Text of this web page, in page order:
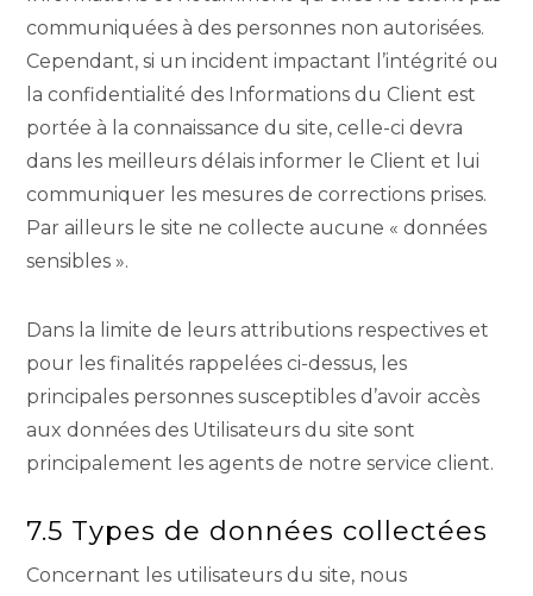
communiquées à des personnes non autorisées.
Cependant, si un incident impactant l’intégrité ou
la confidentialité des Informations du Client est
portée à la connaissance du site, celle-ci devra
dans les meilleurs délais informer le Client et lui
communiquer les mesures de corrections prises.
Par ailleurs le site ne collecte aucune « données
sensibles ».
Dans la limite de leurs attributions respectives et
pour les finalités rappelées ci-dessus, les
principales personnes susceptibles d’avoir accès
aux données des Utilisateurs du site sont
principalement les agents de notre service client.
7.5 Types de données collectées
Concernant les utilisateurs du site, nous